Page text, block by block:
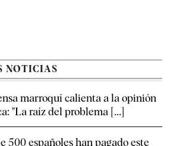
NOTICIAS
marroquí calienta a la opinión
"La raíz del problema [...]
500 españoles han pagado este